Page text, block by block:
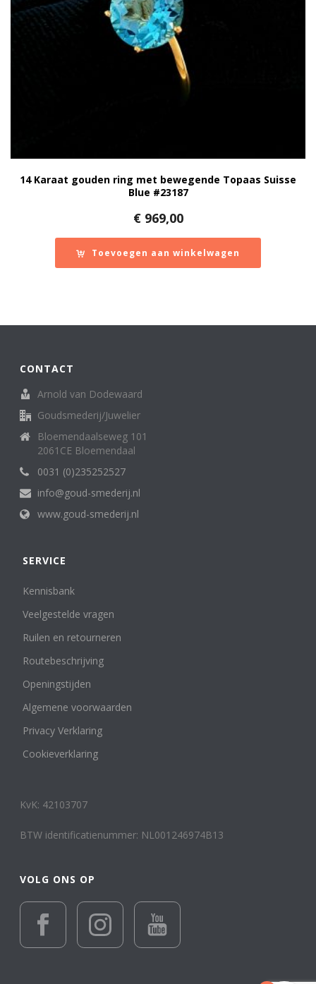
14 Karaat gouden ring met bewegende Topaas Suisse
Blue #23187
€969,00
Toevoegen aan winkelwagen
CONTACT
Arnold van Dodewaard
Goudsmederij/Juwelier
Bloemendaalseweg 101
2061CE Bloemendaal
0031 (0)235252527
info@goud-smederij.nl
www.goud-smederij.nl
SERVICE
Kennisbank
Veelgestelde vragen
Ruilen en retourneren
Routebeschrijving
Openingstijden
Algemene voorwaarden
Privacy Verklaring
Cookieverklaring
KvK: 42103707
BTW identificatienummer: NL001246974B13
VOLG ONS OP